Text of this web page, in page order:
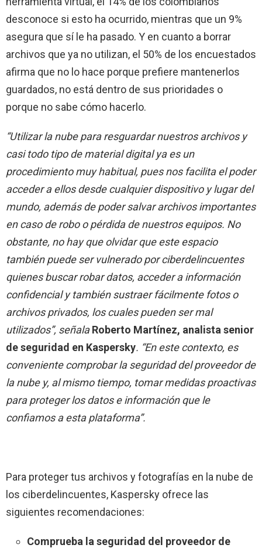
desconoce si esto ha ocurrido, mientras que un 9%
asegura que sí le ha pasado. Y en cuanto a borrar
archivos que ya no utilizan, el 50% de los encuestados
afirma que no lo hace porque prefiere mantenerlos
guardados, no está dentro de sus prioridades o
porque no sabe cómo hacerlo.
“Utilizar la nube para resguardar nuestros archivos y
casi todo tipo de material digital ya es un
procedimiento muy habitual, pues nos facilita el poder
acceder a ellos desde cualquier dispositivo y lugar del
mundo, además de poder salvar archivos importantes
en caso de robo opérdida de nuestros equipos. No
obstante, no hay que olvidar que este espacio
también puede ser vulnerado por ciberdelincuentes
quienes buscar robar datos, acceder a información
confidencial y también sustraer fácilmente fotos o
archivos privados, los cuales pueden ser mal
utilizados”, señalaRoberto Martínez, analista senior
de seguridad en Kaspersky. “En este contexto, es
conveniente comprobar la seguridad del proveedor de
la nube y, al mismo tiempo, tomar medidas proactivas
para proteger los datos e información que le
confiamos a esta plataforma”.
Para proteger tus archivos y fotografías en la nube de
los ciberdelincuentes, Kaspersky ofrece las
siguientes recomendaciones:
Comprueba la seguridad del proveedor de